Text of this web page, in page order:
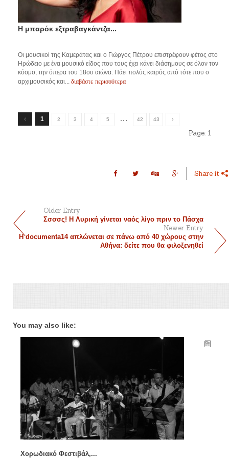
Η μπαρόκ εξτραβαγκάντζα...
Οι μουσικοί της Καμεράτας και ο Γιώργος Πέτρου επιστρέφουν φέτος στο
Ηρώδειο με ένα μουσικό είδος που τους έχει κάνει διάσημους σε όλον τον
κόσμο, την όπερα του 18ου αιώνα. Πάει πολύς καιρός από τότε που ο
αρχιμουσικός και... διαβάστε περισσότερα
1 2 3 4 5 … 42 43
Page: 1
Share it
Older Entry
Σσσσς! Η Λυρική γίνεται ναός λίγο πριν το Πάσχα
Newer Entry
H documenta14 απλώνεται σε πάνω από 40 χώρους στην
Αθήνα: δείτε που θα φιλοξενηθεί
You may also like:
Χορωδιακό Φεστιβάλ,...